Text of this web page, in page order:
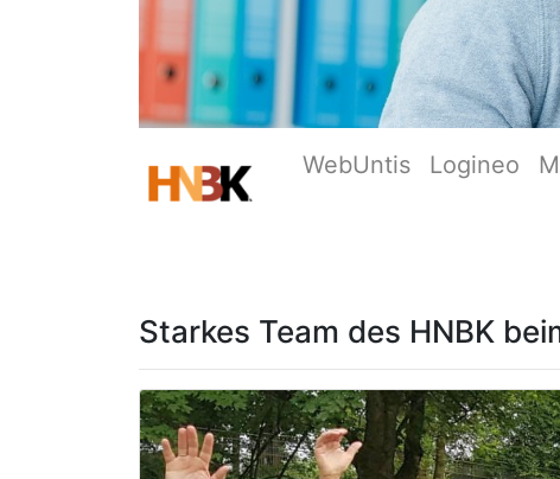
WebUntis Logineo
Starkes Team des HNBK